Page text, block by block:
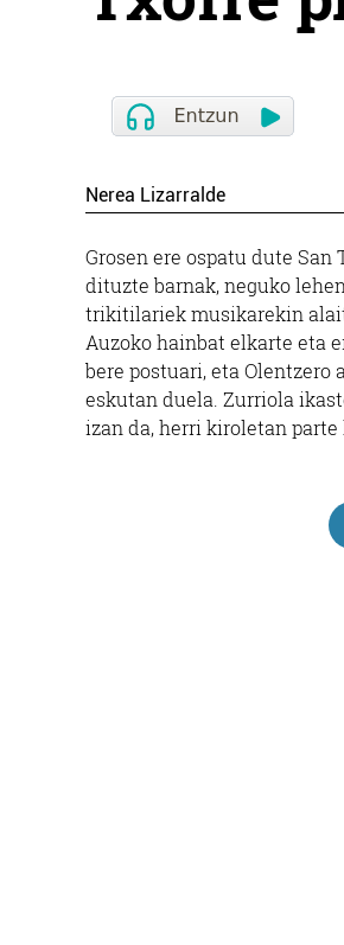
Nerea Lizarralde
Grosen ere ospatu dute San
dituzte barnak, neguko
trikitilariek musikarekin
Auzoko hainbat elkarte eta
bere postuari, eta Olentzero
eskutan duela. Zurriola
izan da, herri kiroletan parte